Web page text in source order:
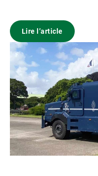
Lire l’article